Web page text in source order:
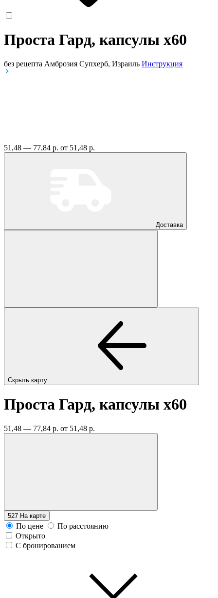
Проста Гард, капсулы x60
без рецепта Амброзия Супхерб, Израиль Инструкция
51,48 — 77,84 р. от 51,48 р.
Доставка
Скрыть карту
Проста Гард, капсулы x60
51,48 — 77,84 р. от 51,48 р.
527 На карте
По цене
По расстоянию
Открыто
С бронированием